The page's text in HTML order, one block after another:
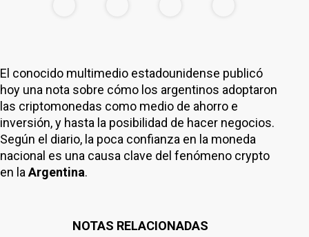
El conocido multimedio estadounidense publicó
hoy una nota sobre cómo los argentinos adoptaron
las criptomonedas como medio de ahorro e
inversión, y hasta la posibilidad de hacer negocios.
Según el diario, la poca confianza en la moneda
nacional es una causa clave del fenómeno crypto
en la Argentina.
NOTAS RELACIONADAS